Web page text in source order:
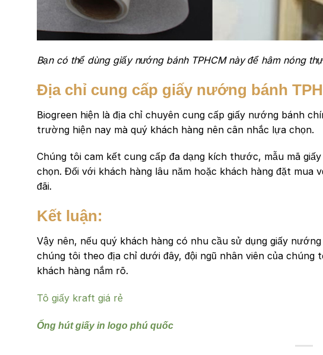
Bạn có thể dùng giấy nướng bánh TPHCM này để hâm nóng
Địa chỉ cung cấp giấy nướng bánh
Biogreen hiện là địa chỉ chuyên cung cấp giấy nướng bánh
trường hiện nay mà quý khách hàng nên cân nhắc lựa chọn.
Chúng tôi cam kết cung cấp đa dạng kích thước, mẫu mã
chọn. Đối với khách hàng lâu năm hoặc khách hàng đặt mua
đãi.
Kết luận:
Vậy nên, nếu quý khách hàng có nhu cầu sử dụng giấy
chúng tôi theo địa chỉ dưới đây, đội ngũ nhân viên của
khách hàng nắm rõ.
Tô giấy kraft giá rẻ
Ống hút giấy in logo phú quốc